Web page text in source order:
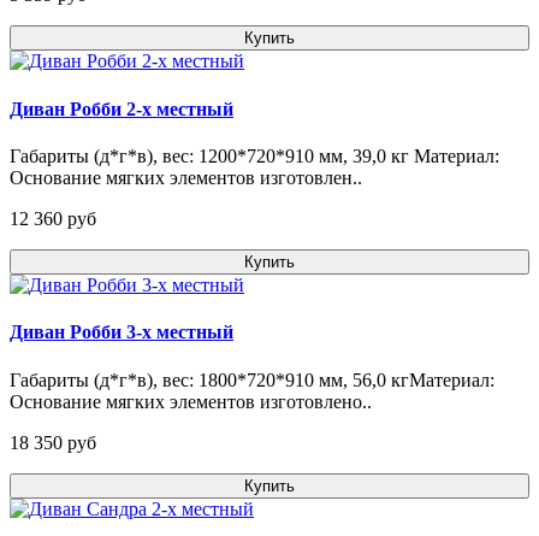
Купить
Диван Робби 2-х местный
Габариты (д*г*в), вес: 1200*720*910 мм, 39,0 кг Материал:
Основание мягких элементов изготовлен..
12 360 pуб
Купить
Диван Робби 3-х местный
Габариты (д*г*в), вес: 1800*720*910 мм, 56,0 кгМатериал:
Основание мягких элементов изготовлено..
18 350 pуб
Купить